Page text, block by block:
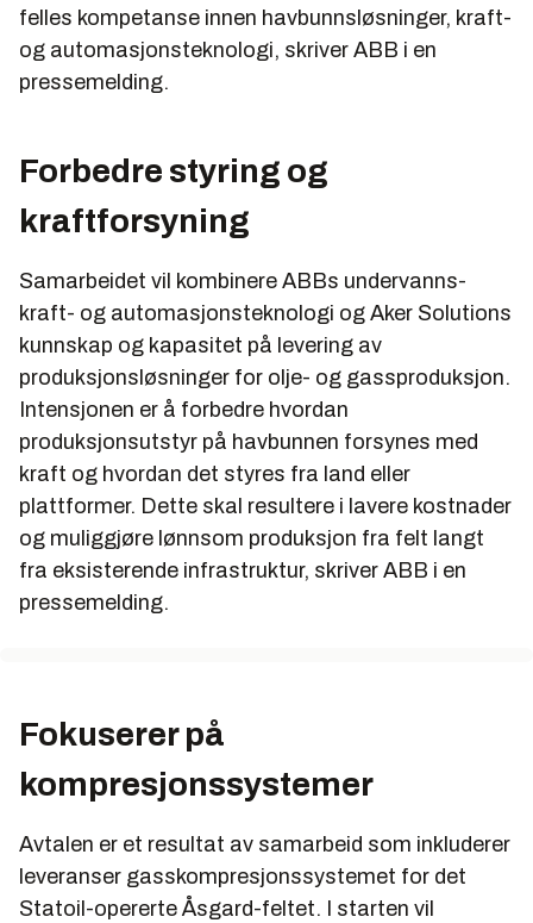
felles kompetanse innen havbunnsløsninger, kraft-
og automasjonsteknologi, skriver ABB i en
pressemelding.
Forbedre styring og
kraftforsyning
Samarbeidet vil kombinere ABBs undervanns-
kraft- og automasjonsteknologi og Aker Solutions
kunnskap og kapasitet på levering av
produksjonsløsninger for olje- og gassproduksjon.
Intensjonen er å forbedre hvordan
produksjonsutstyr på havbunnen forsynes med
kraft og hvordan det styres fra land eller
plattformer. Dette skal resultere i lavere kostnader
og muliggjøre lønnsom produksjon fra felt langt
fra eksisterende infrastruktur, skriver ABB i en
pressemelding.
Fokuserer på
kompresjonssystemer
Avtalen er et resultat av samarbeid som inkluderer
leveranser gasskompresjonssystemet for det
Statoil-opererte Åsgard-feltet. I starten vil